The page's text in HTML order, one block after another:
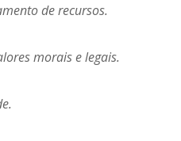
de recursos.
morais e legais.